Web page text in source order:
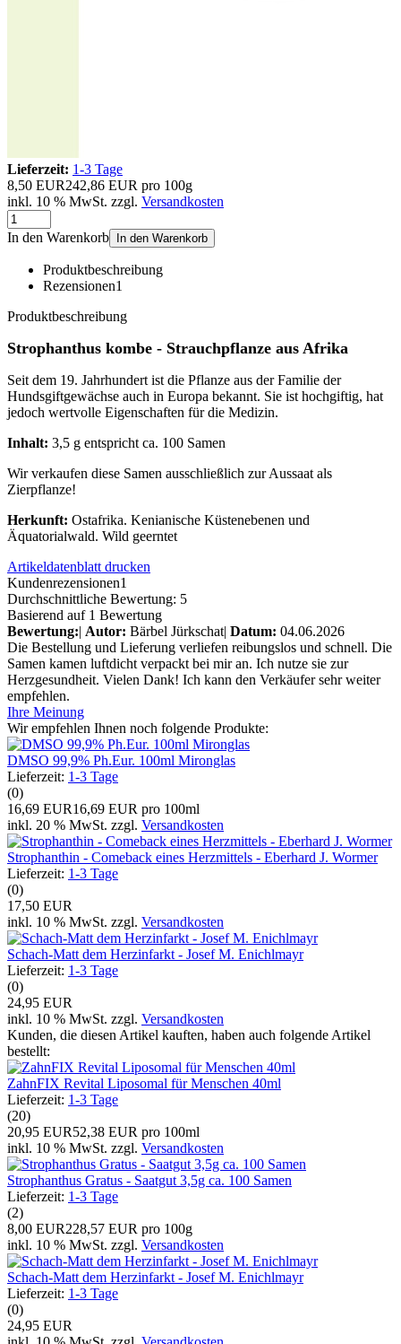
Lieferzeit: 1-3 Tage
8,50 EUR242,86 EUR pro 100g
inkl. 10 % MwSt. zzgl. Versandkosten
In den Warenkorb In den Warenkorb
Produktbeschreibung
Rezensionen1
Produktbeschreibung
Strophanthus kombe - Strauchpflanze aus Afrika
Seit dem 19. Jahrhundert ist die Pflanze aus der Familie der
Hundsgiftgewächse auch in Europa bekannt. Sie ist hochgiftig, hat
jedoch wertvolle Eigenschaften für die Medizin.
Inhalt: 3,5 g entspricht ca. 100 Samen
Wir verkaufen diese Samen ausschließlich zur Aussaat als
Zierpflanze!
Herkunft: Ostafrika. Kenianische Küstenebenen und
Äquatorialwald. Wild geerntet
Artikeldatenblatt drucken
Kundenrezensionen1
Durchschnittliche Bewertung: 5
Basierend auf 1 Bewertung
Bewertung:| Autor: Bärbel Jürkschat| Datum: 04.06.2026
Die Bestellung und Lieferung verliefen reibungslos und schnell. Die
Samen kamen luftdicht verpackt bei mir an. Ich nutze sie zur
Herzgesundheit. Vielen Dank! Ich kann den Verkäufer sehr weiter
empfehlen.
Ihre Meinung
Wir empfehlen Ihnen noch folgende Produkte:
DMSO 99,9% Ph.Eur. 100ml Mironglas
Lieferzeit: 1-3 Tage
(0)
16,69 EUR16,69 EUR pro 100ml
inkl. 20 % MwSt. zzgl. Versandkosten
Strophanthin - Comeback eines Herzmittels - Eberhard J. Wormer
Lieferzeit: 1-3 Tage
(0)
17,50 EUR
inkl. 10 % MwSt. zzgl. Versandkosten
Schach-Matt dem Herzinfarkt - Josef M. Enichlmayr
Lieferzeit: 1-3 Tage
(0)
24,95 EUR
inkl. 10 % MwSt. zzgl. Versandkosten
Kunden, die diesen Artikel kauften, haben auch folgende Artikel
bestellt:
ZahnFIX Revital Liposomal für Menschen 40ml
Lieferzeit: 1-3 Tage
(20)
20,95 EUR52,38 EUR pro 100ml
inkl. 10 % MwSt. zzgl. Versandkosten
Strophanthus Gratus - Saatgut 3,5g ca. 100 Samen
Lieferzeit: 1-3 Tage
(2)
8,00 EUR228,57 EUR pro 100g
inkl. 10 % MwSt. zzgl. Versandkosten
Schach-Matt dem Herzinfarkt - Josef M. Enichlmayr
Lieferzeit: 1-3 Tage
(0)
24,95 EUR